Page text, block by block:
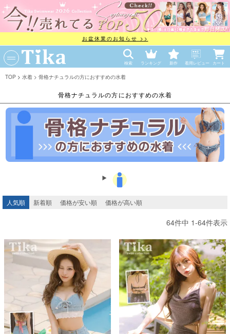
お盆休業のお知らせ >>
検索 ランキング 新作 着用レビュー カート
TOP 水着 骨格ナチュラルの方におすすめの水着
骨格ナチュラルの方におすすめの水着
人気順 新着順 価格が安い順 価格が高い順
64件中 1-64件表示